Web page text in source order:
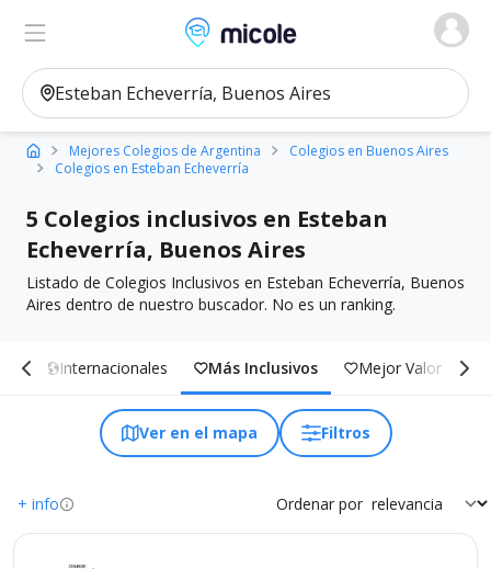
Micole, buscador de colegios
Ver en el mapa Filtros
Mejores Colegios de Argentina
Colegios en Buenos Aires
Colegios en Esteban Echeverría
5 Colegios inclusivos en Esteban
Echeverría, Buenos Aires
Listado de Colegios Inclusivos en Esteban Echeverría, Buenos
Aires dentro de nuestro buscador. No es un ranking.
Internacionales Más Inclusivos Mejor Valorados
Ver en el mapa Filtros
+ info Ordenar por